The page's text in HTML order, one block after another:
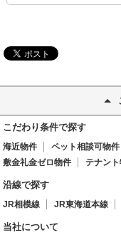
こだわり条件で探す
海近物件 ペット相談可物件
敷金礼金ゼロ物件
テナン
沿線で探す
JR相模線 JR東海道本線
当社について